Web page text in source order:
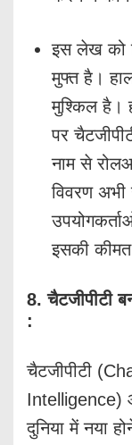
इस लेख को
मुफ्त है।
मुश्किल है।
पर
नाम से
विवरण
इसकी
8. चैटजीपीटी
:
चैटजीपीटी
Intelligence)
दुनिया में नया